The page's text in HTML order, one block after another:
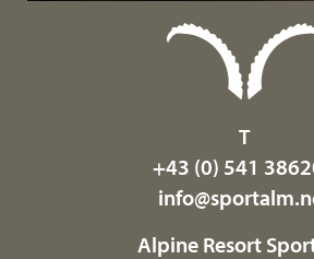
T
+43 (0) 541
info@sportalm.
Alpine Resort